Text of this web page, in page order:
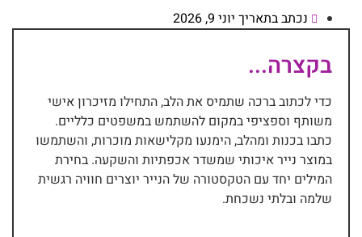
נכתב בתאריך יוני 9, 2026
בקצרה...
כדי לכתוב ברכה שתמיס את הלב, התחילו מזיכרון אישי
משותף וספציפי במקום להשתמש במשפטים כלליים.
כתבו בכנות ומהלב, הימנעו מקלישאות מוכרות, והשתמשו
במוצר נייר איכותי שמשדר אכפתיות והשקעה. בחירת
המילים יחד עם הטקסטורה של הנייר יוצרים חוויה רגשית
שלמה ובלתי נשכחת.